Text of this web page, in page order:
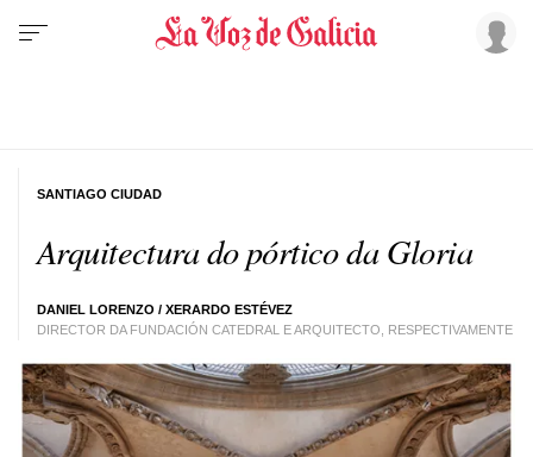
Arquitectura do pórtico da Gloria
DANIEL LORENZO / XERARDO ESTÉVEZ
DIRECTOR DA FUNDACIÓN CATEDRAL E ARQUITECTO, RESPECTIVAMENTE
SANTIAGO CIUDAD